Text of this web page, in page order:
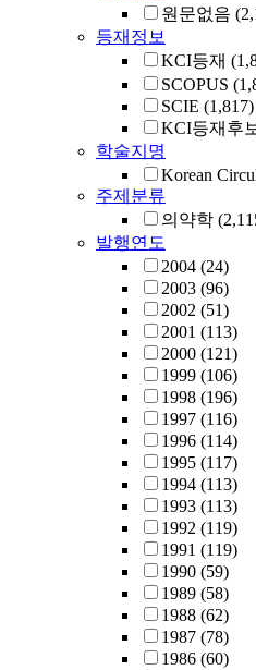
원문없음
등재정보
KCI등재
SCOPUS
SCIE (1,817)
KCI등재후
학술지명
Korean
주제분류
의약학
발행연도
2004 (24)
2003 (96)
2002 (51)
2001 (113)
2000 (121)
1999 (106)
1998 (196)
1997 (116)
1996 (114)
1995 (117)
1994 (113)
1993 (113)
1992 (119)
1991 (119)
1990 (59)
1989 (58)
1988 (62)
1987 (78)
1986 (60)